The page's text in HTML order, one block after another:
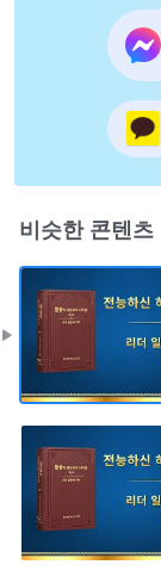
비슷한 콘텐츠